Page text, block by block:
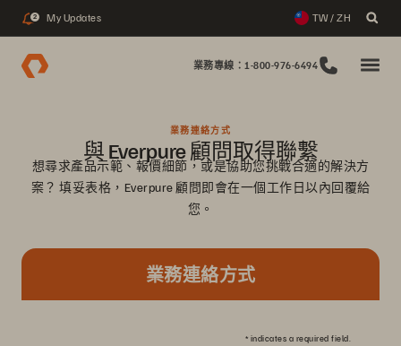
2 My Updates TW / ZH
業務專線：1-800-976-6494
業務連絡方式
與 Everpure 顧問取得聯繫
想尋求產品示範、報價細節，或是協助您挑戰合適的解決方
案？ 填妥表格，Everpure 顧問即會在一個工作日以內回覆給
您。
業務連絡方式
* indicates a required field.